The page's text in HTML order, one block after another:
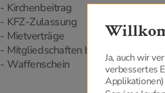
- Kirchenbeitrag
- KFZ-Zulassung
- Mietverträge
- Mitgliedschaften bei Vereinen,
- Waffenschein
Ja, auch wir
verbessertes